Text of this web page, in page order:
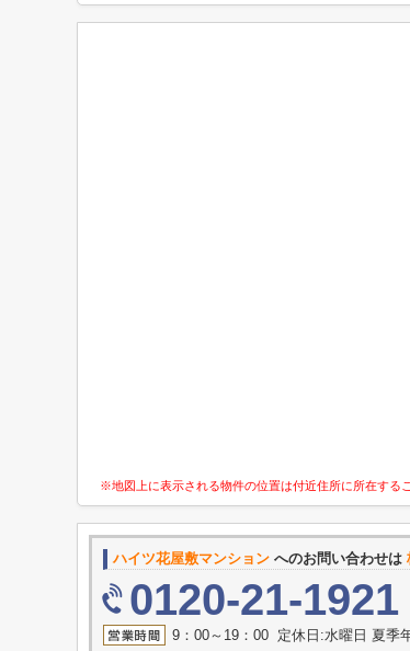
※地図上に表示される物件の位置は付近住所に所在する
ハイツ花屋敷マンション へのお問い合わせは
0120-21-1921
9：00～19：00 定休日:水曜日 夏季